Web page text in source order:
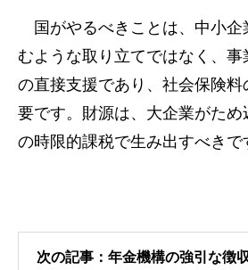
国がやるべきことは、中小企
むような取り立てではなく、
の直接支援であり、社会保険
要です。財源は、大企業がた
の時限的課税で生み出すべきで
次の記事：年金機構の強引な徴